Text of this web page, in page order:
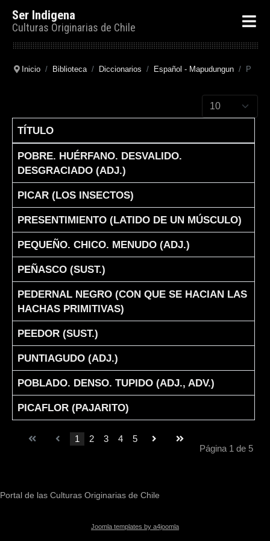
Ser Indigena
Culturas Originarias de Chile
Inicio Biblioteca Diccionarios Español - Mapudungun P
Cantidad a
TÍTULO
POBRE. HUÉRFANO. DESVALIDO.
DESGRACIADO (ADJ.)
PICAR (LOS INSECTOS)
PRESENTIMIENTO (LATIDO DE UN MÚSCULO)
PEQUEÑO. CHICO. MENUDO (ADJ.)
PEÑASCO (SUST.)
PEDERNAL NEGRO (CON QUE SE HACIAN LAS
HACHAS PRIMITIVAS)
PEEDOR (SUST.)
PUNTIAGUDO (ADJ.)
POBLADO. DENSO. TUPIDO (ADJ., ADV.)
PICAFLOR (PAJARITO)
Página 1 de 5
1 2 3 4 5
Portal de las Culturas Originarias de Chile
Joomla templates by a4joomla